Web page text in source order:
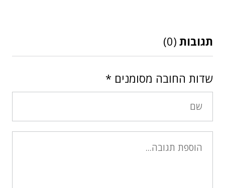
תגובות (0)
שדות החובה מסומנים *